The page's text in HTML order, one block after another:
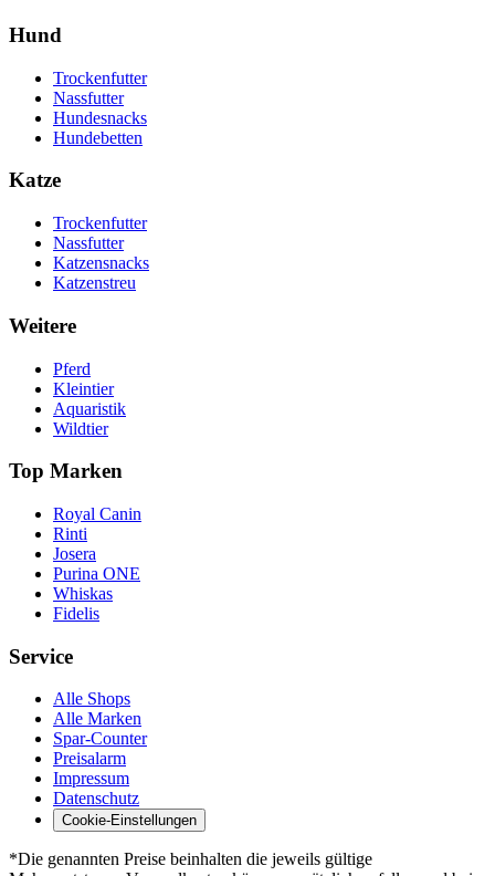
Hund
Trockenfutter
Nassfutter
Hundesnacks
Hundebetten
Katze
Trockenfutter
Nassfutter
Katzensnacks
Katzenstreu
Weitere
Pferd
Kleintier
Aquaristik
Wildtier
Top Marken
Royal Canin
Rinti
Josera
Purina ONE
Whiskas
Fidelis
Service
Alle Shops
Alle Marken
Spar-Counter
Preisalarm
Impressum
Datenschutz
Cookie-Einstellungen
*Die genannten Preise beinhalten die jeweils gültige